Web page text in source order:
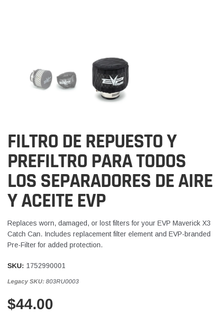
FILTRO DE REPUESTO Y
PREFILTRO PARA TODOS
LOS SEPARADORES DE AIRE
Y ACEITE EVP
Replaces worn, damaged, or lost filters for your EVP Maverick X3
Catch Can. Includes replacement filter element and EVP-branded
Pre-Filter for added protection.
SKU: 1752990001
Legacy SKU: 803RU0003
$44.00